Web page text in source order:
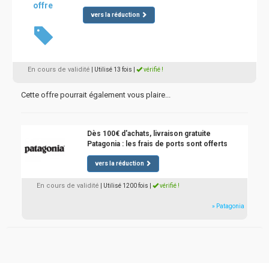
offre
vers la réduction
En cours de validité | Utilisé 13 fois vérifié !
Cette offre pourrait également vous plaire...
Dès 100€ d'achats, livraison gratuite
Patagonia : les frais de ports sont offerts
vers la réduction
En cours de validité | Utilisé 1200 fois vérifié !
» Patagonia